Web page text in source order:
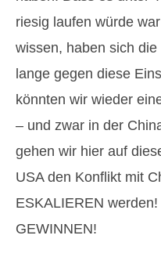
riesig laufen würde
wissen, haben sich
lange gegen diese
könnten wir wieder
– und zwar in der
gehen wir hier auf
USA den Konflikt mit
ESKALIEREN
GEWINNEN!